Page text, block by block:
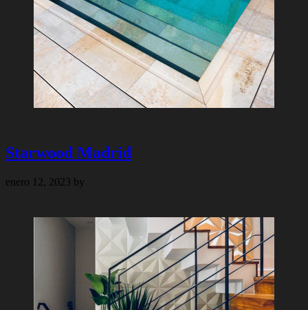
Starwood Madrid
enero 12, 2023 by